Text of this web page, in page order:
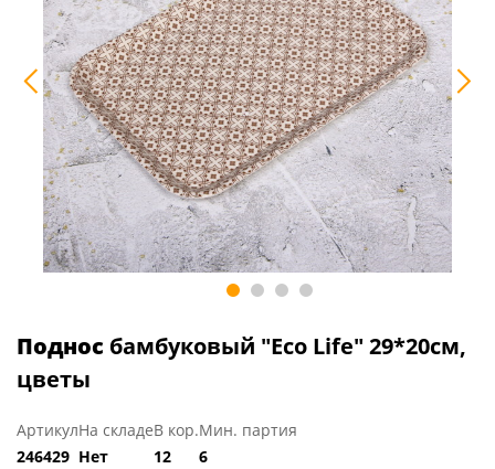
Поднос бамбуковый "Eco Life" 29*20см,
цветы
Артикул
246429
На складе
Нет
В кор.
12
Мин. партия
6